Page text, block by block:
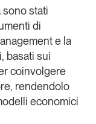
sono stati
di
e la
basati sui
coinvolgere
rendendolo
economici